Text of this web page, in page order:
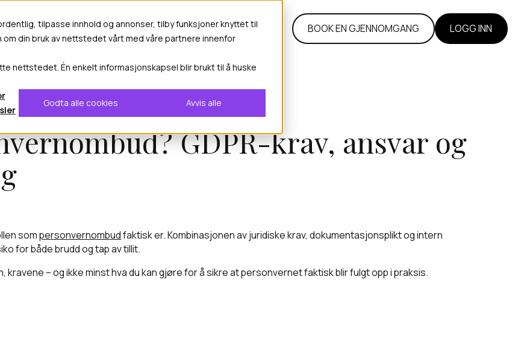
tilpasse innhold og annonser, tilby funksjoner knyttet til
din bruk av nettstedet vårt med våre partnere innenfor
nettstedet. Én enkelt informasjonskapsel blir brukt til å huske
Godta alle cookies Avvis alle
Kunnskapssenter Suksesshistorier BOOK EN GJENNOMGANG LOGG INN
GDPR-krav, ansvar og
sompersonvernombudfaktisk er. Kombinasjonen av juridiske krav, dokumentasjonsplikt og intern
for både brudd og tap av tillit.
– og ikke minst hva du kan gjøre for å sikre at personvernet faktisk blir fulgt opp i praksis.